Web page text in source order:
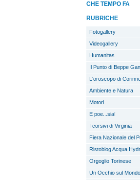
CHE TEMPO FA
RUBRICHE
Fotogallery
Videogallery
Humanitas
Il Punto di Beppe
L'oroscopo di
Ambiente e Natura
Motori
E poe...sia!
I corsivi di Virginia
Fiera Nazionale del
Ristoblog Acqua
Orgoglio Torinese
Un Occhio sul Mondo